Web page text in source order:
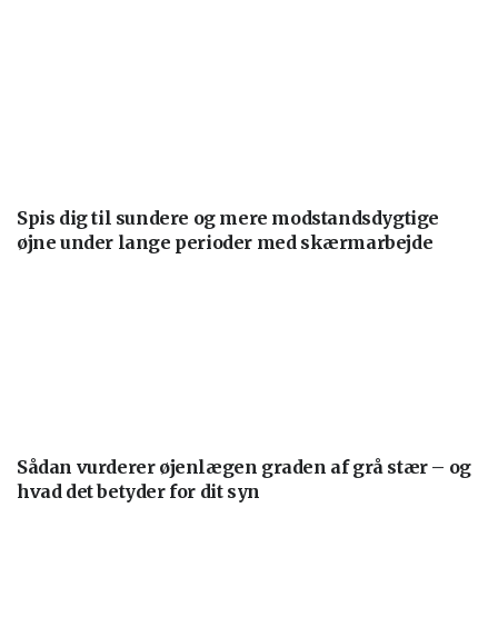
Spis dig til sundere og mere modstandsdygtige
øjne under lange perioder med skærmarbejde
Sådan vurderer øjenlægen graden af grå stær – og
hvad det betyder for dit syn